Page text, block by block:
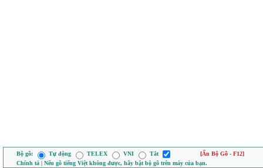
Bộ gõ: Tự động TELEX VNI Tắt
[Ẩn Bộ Gõ - F12]
Chính tả | Nếu gõ tiếng Việt không được, hãy bật bộ gõ trên máy của bạn.